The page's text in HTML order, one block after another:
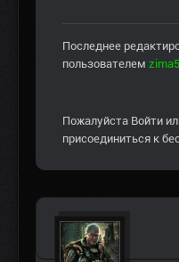
Последнее
пользователем
Пожалуйста Войти
присоединиться к